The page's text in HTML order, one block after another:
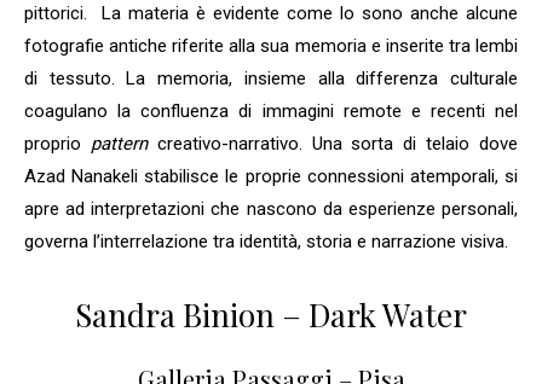
pittorici. La materia è evidente come lo sono anche alcune
fotografie antiche riferite alla sua memoria e inserite tra lembi
di tessuto. La memoria, insieme alla differenza culturale
coagulano la confluenza di immagini remote e recenti nel
proprio patterncreativo-narrativo. Una sorta di telaio dove
Azad Nanakeli stabilisce le proprie connessioni atemporali, si
apre ad interpretazioni che nascono da esperienze personali,
governa l’interrelazione tra identità, storia e narrazione visiva.
Sandra Binion – Dark Water